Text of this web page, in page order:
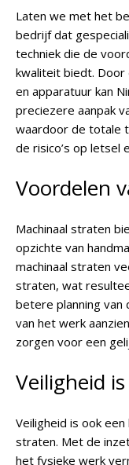
Laten we met het
bedrijf dat
techniek die de
kwaliteit biedt. Door
en apparatuur kan
preciezere aanpak
waardoor de totale
de risico’s op letsel
Voordelen
Machinaal straten
opzichte van
machinaal straten
straten, wat
betere planning van
van het werk
zorgen voor een
Veiligheid
Veiligheid is ook
straten. Met de
het fysieke werk